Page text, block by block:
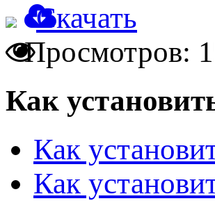
Скачать
Просмотров:
Как
Как
Как